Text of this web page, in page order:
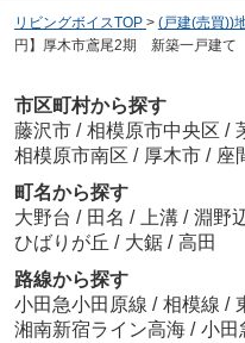
リビングボイスTOP > (戸建(売買))
円】厚木市鳶尾2期 新築一戸建て
市区町村から探す
藤沢市 / 相模原市中央区 /
相模原市南区 / 厚木市 / 座
町名から探す
大野台 / 田名 / 上溝 / 淵野
ひばりが丘 / 大鋸 / 高田
路線から探す
小田急小田原線 / 相模線 /
湘南新宿ライン高海 / 小田